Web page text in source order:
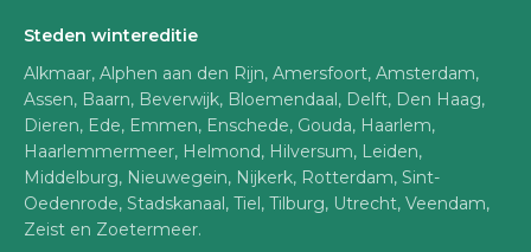
Steden wintereditie
Alkmaar, Alphen aan den Rijn, Amersfoort, Amsterdam,
Assen, Baarn, Beverwijk, Bloemendaal, Delft, Den Haag,
Dieren, Ede, Emmen, Enschede, Gouda, Haarlem,
Haarlemmermeer, Helmond, Hilversum, Leiden,
Middelburg, Nieuwegein, Nijkerk, Rotterdam, Sint-
Oedenrode, Stadskanaal, Tiel, Tilburg, Utrecht, Veendam,
Zeist en Zoetermeer.